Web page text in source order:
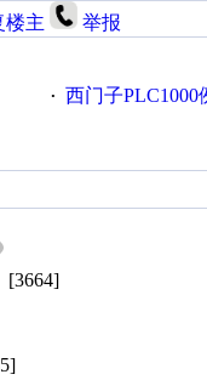
楼主 举报
· 西门子PLC1000
[3664]